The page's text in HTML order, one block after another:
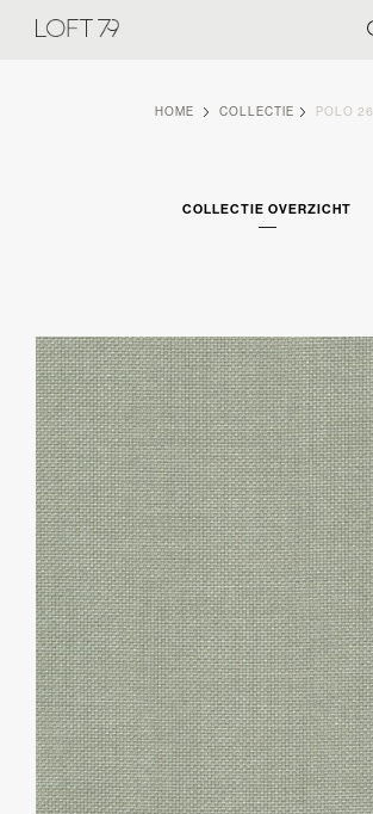
HOME COLLECTIE POLO 26
COLLECTIE OVERZICHT